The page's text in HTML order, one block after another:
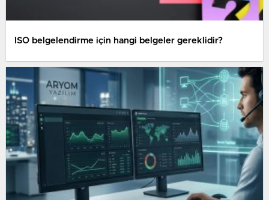
ISO belgelendirme için hangi belgeler gereklidir?